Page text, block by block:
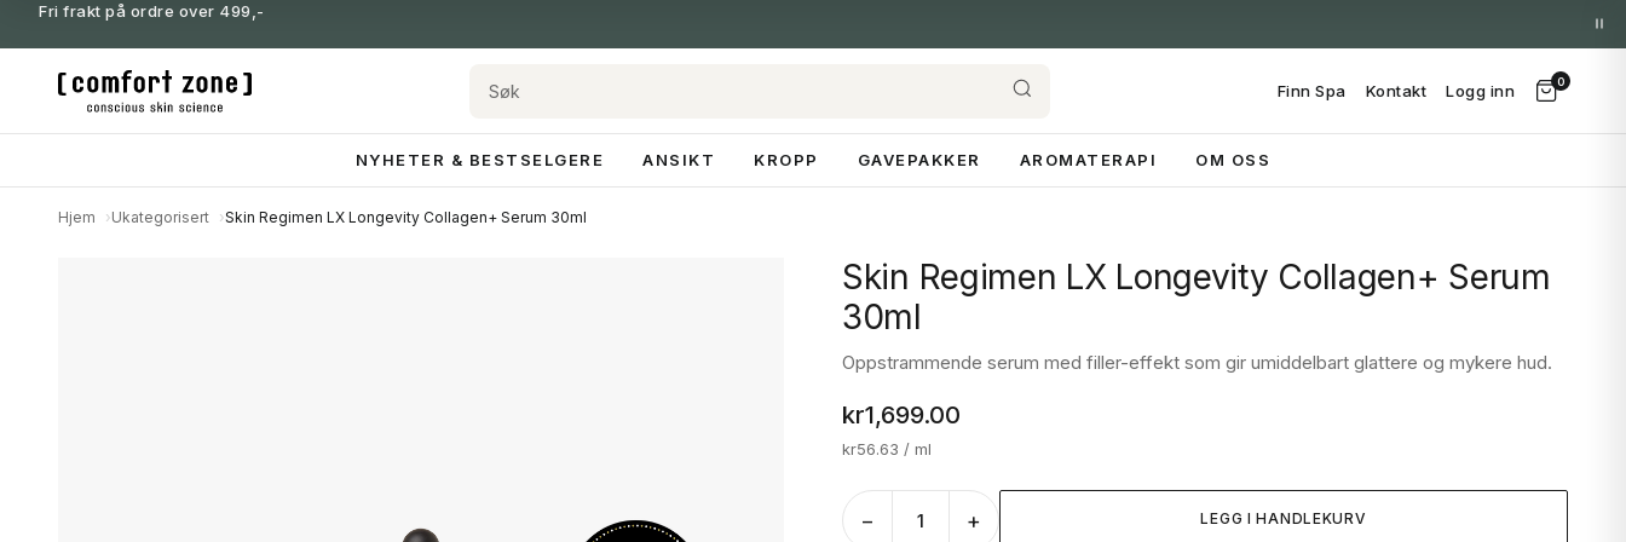
Fri frakt på ordre over 499,-
Finn Spa Kontakt Logg inn 0
NYHETER & BESTSELGERE ANSIKT KROPP GAVEPAKKER AROMATERAPI OM OSS
Hjem Ukategorisert Skin Regimen LX Longevity Collagen+ Serum 30ml
Skin Regimen LX Longevity Collagen+ Serum
30ml
Oppstrammende serum med filler-effekt som gir umiddelbart glattere og mykere hud.
kr1,699.00
kr56.63 / ml
− + LEGG I HANDLEKURV